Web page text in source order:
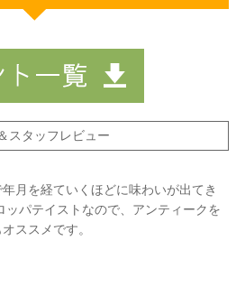
スタッフレビュー
月を経ていくほどに味わいが出てき
ッパテイストなので、アンティークを
ススメです。